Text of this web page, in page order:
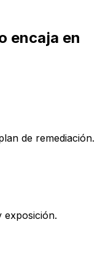
encaja en
de remediación.
exposición.